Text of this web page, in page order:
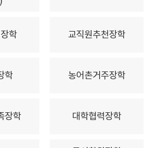
학 교직원추천장학
학 농어촌거주장학
장학 대학협력장학